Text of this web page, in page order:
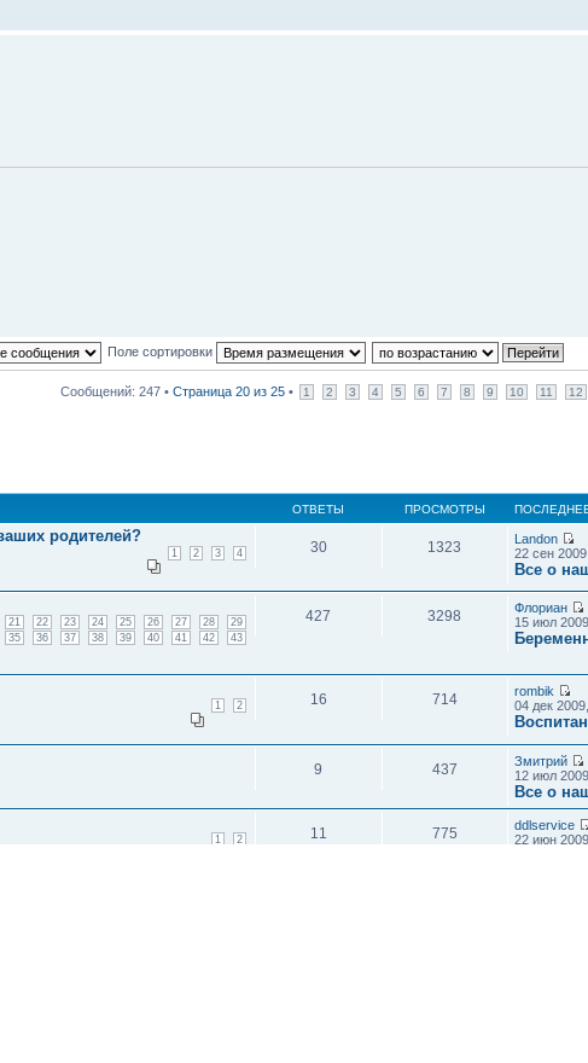
Поле сортировки
Сообщений: 247 • Страница 20 из 25 • 1 2 3 4 5 6 7 8 9 10 11 12
ОТВЕТЫ ПРОСМОТРЫ
родителей?
1 2 3 4 30 1323
Landon
22 сен
Все о
21 22 23 24 25 26 27 28
29
35 36 37 38 39 40 41 42 43
427 3298
Флориан
15 июл
1 2 16 714
rombik
04 дек
9 437
Змитрий
12 июл
Все о
1 2 11 775
ddlservice
22 июн